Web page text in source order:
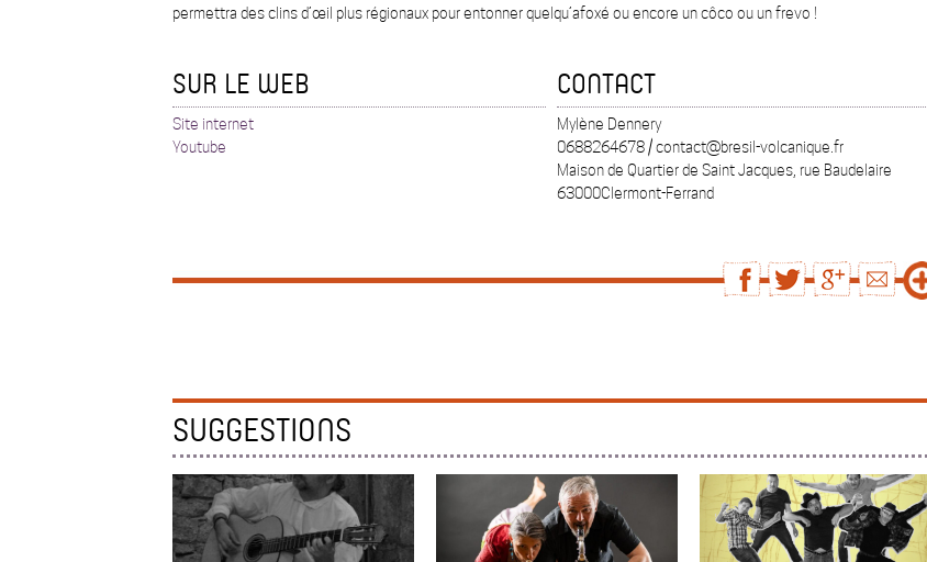
permettra des clins d’œil plus régionaux pour entonner quelqu’afoxé ou encore un côco ou un frevo !
SUR LE WEB
Site internet
Youtube
CONTACT
Mylène Dennery
0688264678 / contact@bresil-volcanique.fr
Maison de Quartier de Saint Jacques, rue Baudelaire
63000Clermont-Ferrand
SUGGESTIONS